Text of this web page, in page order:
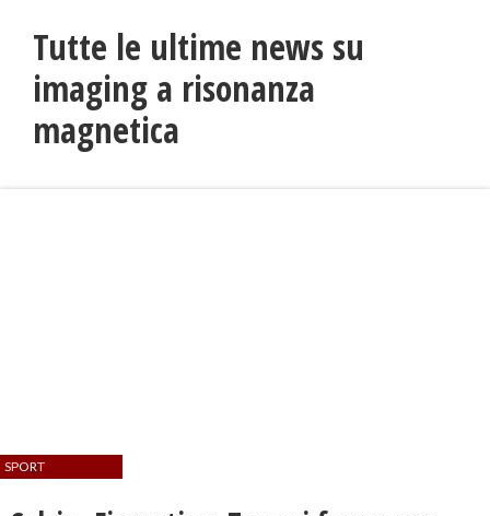
Tutte le ultime news su
imaging a risonanza
magnetica
SPORT